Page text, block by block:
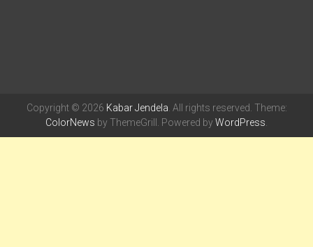
Copyright © 2026 Kabar Jendela . All rights reserved. Theme:
ColorNews by ThemeGrill. Powered byWordPress